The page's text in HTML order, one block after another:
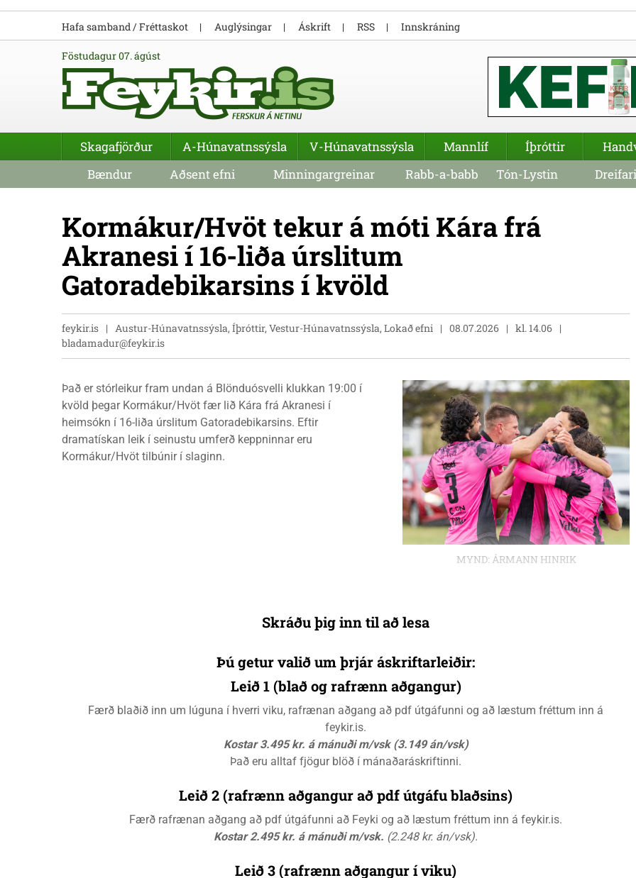
föstudagur 07. ágúst
Kormákur/Hvöt tekur á móti Kára frá
Akranesi í 16-liða úrslitum
Gatoradebikarsins í kvöld
feykir.is Austur-Húnavatnssýsla, Íþróttir, Vestur-Húnavatnssýsla, Lokað efni 08.07.2026
kl. 14.06
bladamadur@feykir.is
MYND: ÁRMANN HINRIK
Það er stórleikur fram undan á Blönduósvelli klukkan 19:00 í
kvöld þegar Kormákur/Hvöt fær lið Kára frá Akranesi í
heimsókn í 16-liða úrslitum Gatoradebikarsins. Eftir
dramatískan leik í seinustu umferð keppninnar eru
Kormákur/Hvöt tilbúnir í slaginn.
Skráðu þig inn til að lesa
Þú getur valið um þrjár áskriftarleiðir:
Leið 1 (blað og rafrænn aðgangur)
Færð blaðið inn um lúguna í hverri viku, rafrænan aðgang að pdf útgáfunni og að læstum fréttum inn á
feykir.is.
Kostar 3.495 kr. á mánuði m/vsk (3.149 án/vsk)
Það eru alltaf fjögur blöð í mánaðaráskriftinni.
Leið 2 (rafrænn aðgangur að pdf útgáfu blaðsins)
Færð rafrænan aðgang að pdf útgáfunni að Feyki og að læstum fréttum inn á feykir.is.
Kostar 2.495 kr. á mánuði m/vsk. (2.248 kr. án/vsk).
Leið 3 (rafrænn aðgangur í viku)
Hafa samband / Fréttaskot Auglýsingar Áskrift RSS Innskráning
Skagafjörður A-Húnavatnssýsla V-Húnavatnssýsla Mannlíf Íþróttir
Bændur
Aðsent efni Minningargreinar Rabb-a-babb Tón-Lystin